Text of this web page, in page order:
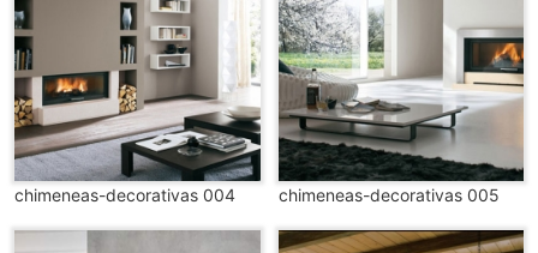
chimeneas-decorativas 004 chimeneas-decorativas 005